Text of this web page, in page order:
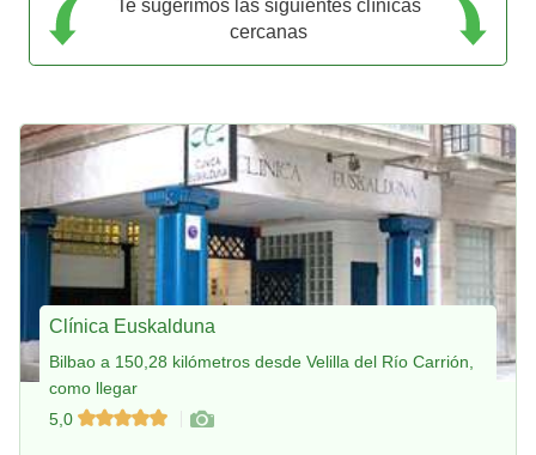
Te sugerimos las siguientes clínicas
cercanas
Clínica Euskalduna
Bilbao a 150,28 kilómetros desde Velilla del Río Carrión,
como llegar
5,0